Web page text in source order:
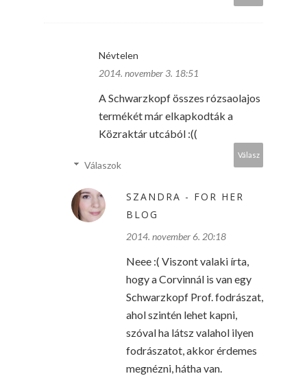
Névtelen
2014. november 3. 18:51
A Schwarzkopf összes rózsaolajos
termékét már elkapkodták a
Közraktár utcából :((
Válasz
Válaszok
SZANDRA - FOR HER
BLOG
2014. november 6. 20:18
Neee :( Viszont valaki írta,
hogy a Corvinnál is van egy
Schwarzkopf Prof. fodrászat,
ahol szintén lehet kapni,
szóval ha látsz valahol ilyen
fodrászatot, akkor érdemes
megnézni, hátha van.